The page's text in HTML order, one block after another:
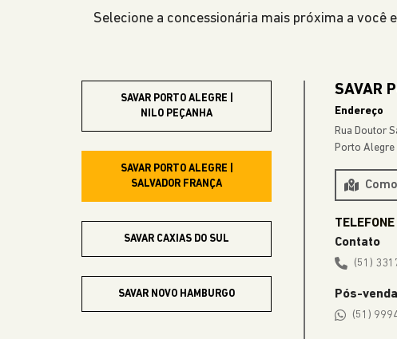
Selecione a concessionária mais próxima a você
SAVAR PORTO ALEGRE |
NILO PEÇANHA
SAVAR PORTO ALEGRE |
SALVADOR FRANÇA
SAVAR CAXIAS DO SUL
SAVAR NOVO HAMBURGO
SAVAR
Endereço
Rua Doutor
Porto Alegre
Contato
(51)
Pós-
(51)